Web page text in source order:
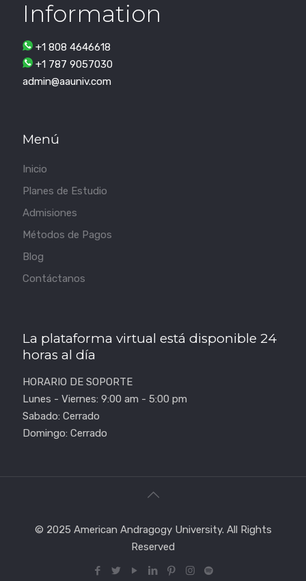
Information
+1 808 4646618
+1 787 9057030
admin@aauniv.com
Menú
Inicio
Planes de Estudio
Admisiones
Métodos de Pagos
Blog
Contáctanos
La plataforma virtual está disponible 24
horas al día
HORARIO DE SOPORTE
Lunes - Viernes: 9:00 am - 5:00 pm
Sabado: Cerrado
Domingo: Cerrado
© 2025 American Andragogy University. All Rights
Reserved